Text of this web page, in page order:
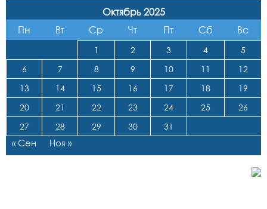
Октябрь 2025
Пн
Вт Ср Чт Пт Сб Вс
1 2 3 4
5
6
7 8 9 10 11
12
13
14 15 16 17 18
19
20
21 22 23 24 25
26
27
28 29 30 31
« Сен Ноя »